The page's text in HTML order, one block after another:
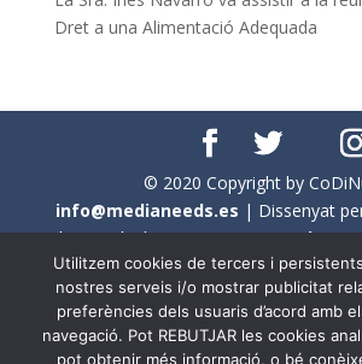
Dret a una Alimentació Adequada
© 2020 Copyright by
info@medianeeds.es | Dissenyat
| Tots els drets reservats a
Avís per cookies
En aquest web s'ha tingut en compte
llenguatge. No obstant això, i a
Utilitzem cookies de tercers i
nostres serveis i/o mostrar publicitat
preferències dels usuaris d’acord amb
navegació. Pot REBUTJAR les cookies
pot obtenir més informació, o bé